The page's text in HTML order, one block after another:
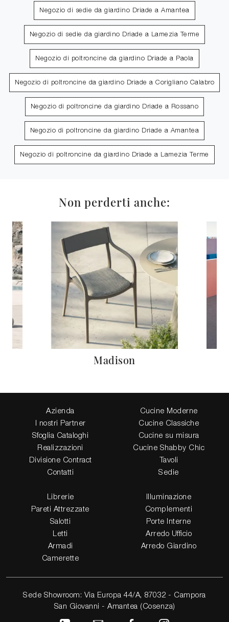
Negozio di sedie da giardino Driade a Amantea
Negozio di sedie da giardino Driade a Lamezia Terme
Negozio di poltroncine da giardino Driade a Paola
Negozio di poltroncine da giardino Driade a Corigliano Calabro
Negozio di poltroncine da giardino Driade a Rossano
Negozio di poltroncine da giardino Driade a Amantea
Negozio di poltroncine da giardino Driade a Lamezia Terme
Non perderti anche:
Madison
Azienda
I nostri Partner
Sfoglia Cataloghi
Realizzazioni
Divisione Contract
Contatti
Cucine Moderne
Cucine Classiche
Cucine su misura
Cucine Shabby Chic
Tavoli
Sedie
Librerie
Pareti Attrezzate
Salotti
Letti
Armadi
Camerette
Illuminazione
Complementi
Porte Interne
Arredo Ufficio
Arredo Giardino
Sede Showroom: Via Europa 44/A, 87032 - Campora
San Giovanni - Amantea (Cosenza)